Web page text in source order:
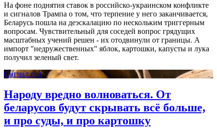
На фоне поднятия ставок в российско-украинском конфликте
и сигналов Трампа о том, что терпение у него заканчивается,
Беларусь пошла на деэскалацию по нескольким триггерным
вопросам. Чувствительный для соседей вопрос грядущих
масштабных учений решен - их отодвинули от границы. А
импорт "недружественных" яблок, картошки, капусты и лука
получил зеленый свет.
Сигнал дня
Народу вредно волноваться. От
беларусов будут скрывать всё больше,
и про суды, и про картошку